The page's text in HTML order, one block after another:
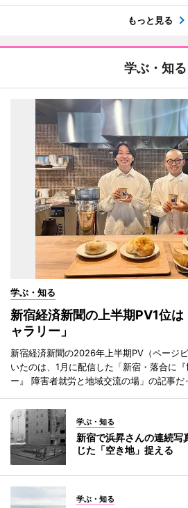
もっと見る
学ぶ・知る
学ぶ・知る
新宿経済新聞の上半期PV1位
ャラリー」
新宿経済新聞の2026年上半期PV（ページ
いたのは、1月に配信した「新宿・落合に
ー』 障害者就労と地域交流の場」の記事だ
学ぶ・知る
新宿で浜昇さんの連続写
じた「空き地」捉える
学ぶ・知る